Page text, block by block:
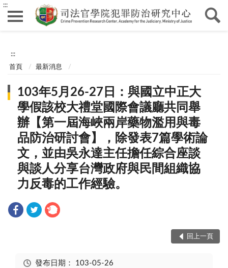
:::
:::
首頁 最新消息
103年5月26-27日：與國立中正大
學假該校大禮堂國際會議廳共同舉
辦【第一屆海峽兩岸藥物濫用與毒
品防治研討會】，除發表7篇學術論
文，並由吳永達主任擔任綜合座談
與談人分享台灣政府與民間組織協
力反毒的工作經驗。
回上一頁
發布日期： 103-05-26